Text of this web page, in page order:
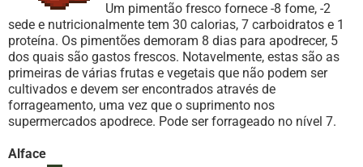
Um pimentão fresco fornece -8 fome, -2
sede e nutricionalmente tem 30 calorias, 7 carboidratos e 1
proteína. Os pimentões demoram 8 dias para apodrecer, 5
dos quais são gastos frescos. Notavelmente, estas são as
primeiras de várias frutas e vegetais que não podem ser
cultivados e devem ser encontrados através de
forrageamento, uma vez que o suprimento nos
supermercados apodrece. Pode ser forrageado no nível 7.
Alface